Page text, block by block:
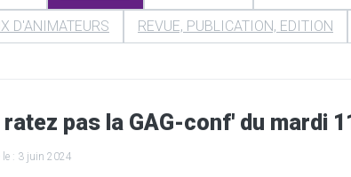
D'ANIMATEURS REVUE, PUBLICATION, EDITION
ratez pas la GAG-conf' du mardi
: 3 juin 2024